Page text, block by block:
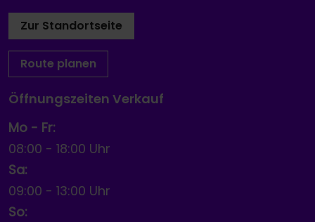
Zur Standortseite
Route planen
Öffnungszeiten Verkauf
Mo - Fr:
08:00 - 18:00 Uhr
Sa:
09:00 - 13:00 Uhr
So: